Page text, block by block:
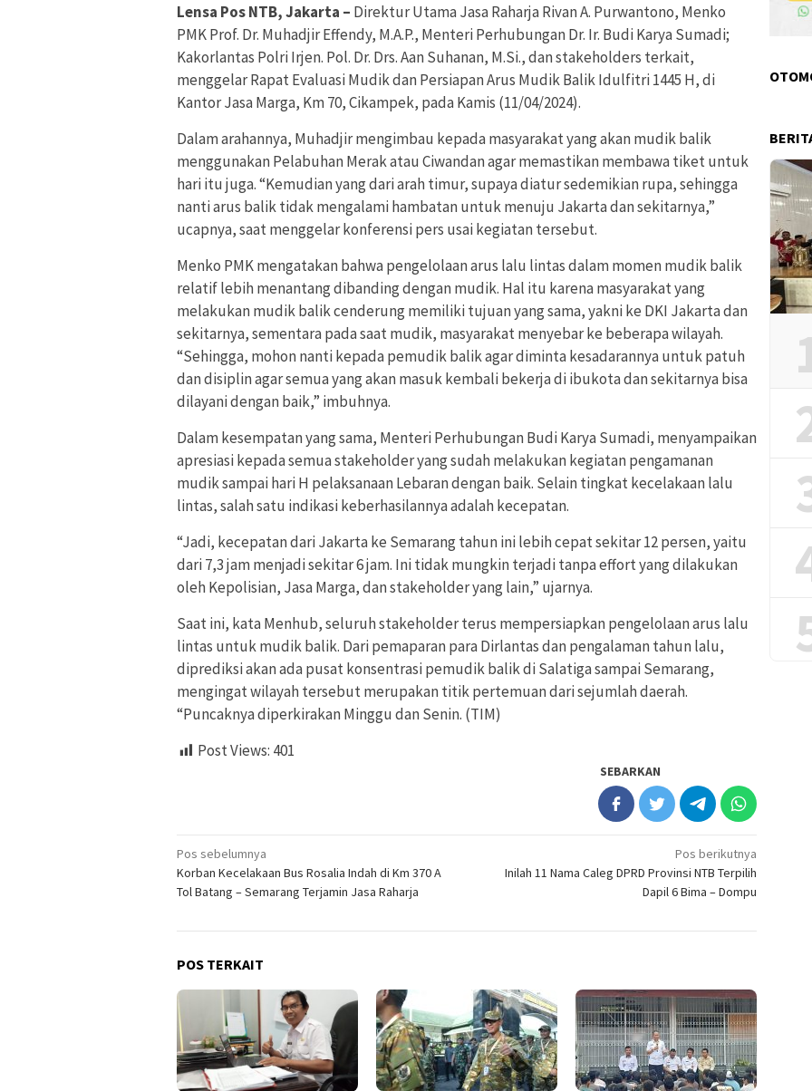
Lensa Pos NTB, Jakarta – Direktur Utama Jasa Raharja Rivan A. Purwantono, Menko
PMK Prof. Dr. Muhadjir Effendy, M.A.P., Menteri Perhubungan Dr. Ir. Budi Karya Sumadi;
Kakorlantas Polri Irjen. Pol. Dr. Drs. Aan Suhanan, M.Si., dan stakeholders terkait,
menggelar Rapat Evaluasi Mudik dan Persiapan Arus Mudik Balik Idulfitri 1445 H, di
Kantor Jasa Marga, Km 70, Cikampek, pada Kamis (11/04/2024).
Dalam arahannya, Muhadjir mengimbau kepada masyarakat yang akan mudik balik
menggunakan Pelabuhan Merak atau Ciwandan agar memastikan membawa tiket untuk
hari itu juga. “Kemudian yang dari arah timur, supaya diatur sedemikian rupa, sehingga
nanti arus balik tidak mengalami hambatan untuk menuju Jakarta dan sekitarnya,”
ucapnya, saat menggelar konferensi pers usai kegiatan tersebut.
Menko PMK mengatakan bahwa pengelolaan arus lalu lintas dalam momen mudik balik
relatif lebih menantang dibanding dengan mudik. Hal itu karena masyarakat yang
melakukan mudik balik cenderung memiliki tujuan yang sama, yakni ke DKI Jakarta dan
sekitarnya, sementara pada saat mudik, masyarakat menyebar ke beberapa wilayah.
“Sehingga, mohon nanti kepada pemudik balik agar diminta kesadarannya untuk patuh
dan disiplin agar semua yang akan masuk kembali bekerja di ibukota dan sekitarnya bisa
dilayani dengan baik,” imbuhnya.
Dalam kesempatan yang sama, Menteri Perhubungan Budi Karya Sumadi, menyampaikan
apresiasi kepada semua stakeholder yang sudah melakukan kegiatan pengamanan
mudik sampai hari H pelaksanaan Lebaran dengan baik. Selain tingkat kecelakaan lalu
lintas, salah satu indikasi keberhasilannya adalah kecepatan.
“Jadi, kecepatan dari Jakarta ke Semarang tahun ini lebih cepat sekitar 12 persen, yaitu
dari 7,3 jam menjadi sekitar 6 jam. Ini tidak mungkin terjadi tanpa effort yang dilakukan
oleh Kepolisian, Jasa Marga, dan stakeholder yang lain,” ujarnya.
Saat ini, kata Menhub, seluruh stakeholder terus mempersiapkan pengelolaan arus lalu
lintas untuk mudik balik. Dari pemaparan para Dirlantas dan pengalaman tahun lalu,
diprediksi akan ada pusat konsentrasi pemudik balik di Salatiga sampai Semarang,
mengingat wilayah tersebut merupakan titik pertemuan dari sejumlah daerah.
“Puncaknya diperkirakan Minggu dan Senin. (TIM)
Post Views: 401
SEBARKAN
Navigasi
pos
Pos sebelumnya
Korban Kecelakaan Bus Rosalia Indah di Km 370 A
Tol Batang – Semarang Terjamin Jasa Raharja
Pos berikutnya
Inilah 11 Nama Caleg DPRD Provinsi NTB Terpilih
Dapil 6 Bima – Dompu
POS TERKAIT